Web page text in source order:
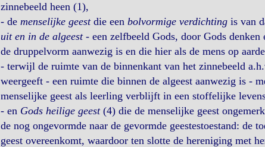
zinnebeeld heen (1),
- de menselijke geestdie een bolvormige verdichtingis van
uit en in de algeest- een zelfbeeld Gods, door Gods
de druppelvorm aanwezig is en die hier als de mens op
- terwijl de ruimte van de binnenkant van het zinnebeeld
weergeeft - een ruimte die binnen de algeest aanwezig is -
menselijke geest als leerling verblijft in een stoffelijke
- en Gods heilige geest(4) die de menselijke geest
de nog ongevormde naar de gevormde geestestoestand: de
geest overeenkomt, waardoor ten slotte de hereniging met